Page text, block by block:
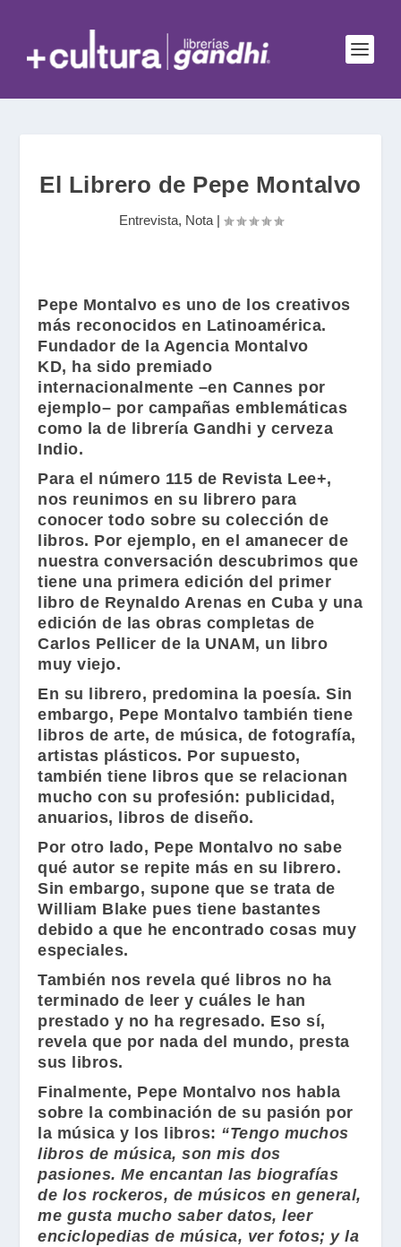
El Librero de Pepe Montalvo
Entrevista, Nota|
Pepe Montalvo es uno de los creativos
más reconocidos en Latinoamérica.
Fundador de la Agencia Montalvo
KD, ha sido premiado
internacionalmente –en Cannes por
ejemplo– por campañas emblemáticas
como la de librería Gandhi y cerveza
Indio.
Para el número 115 de Revista Lee+,
nos reunimos en su librero para
conocer todo sobre su colección de
libros. Por ejemplo, en el amanecer de
nuestra conversación descubrimos que
tiene una primera edición del primer
libro de Reynaldo Arenas en Cuba y una
edición de las obras completas de
Carlos Pellicer de la UNAM, un libro
muy viejo.
En su librero, predomina la poesía. Sin
embargo, Pepe Montalvo también tiene
libros de arte, de música, de fotografía,
artistas plásticos. Por supuesto,
también tiene libros que se relacionan
mucho con su profesión: publicidad,
anuarios, libros de diseño.
Por otro lado, Pepe Montalvo no sabe
qué autor se repite más en su librero.
Sin embargo, supone que se trata de
William Blake pues tiene bastantes
debido a que he encontrado cosas muy
especiales.
También nos revela qué libros no ha
terminado de leer y cuáles le han
prestado y no ha regresado. Eso sí,
revela que por nada del mundo, presta
sus libros.
Finalmente, Pepe Montalvo nos habla
sobre la combinación de su pasión por
la música y los libros: “Tengo muchos
libros de música, son mis dos
pasiones. Me encantan las biografías
de los rockeros, de músicos en general,
me gusta mucho saber datos, leer
enciclopedias de música, ver fotos; y la